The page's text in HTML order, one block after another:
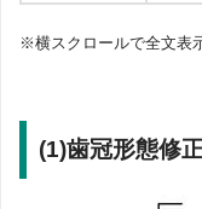
※横スクロールで全文表
(1)歯冠形態修